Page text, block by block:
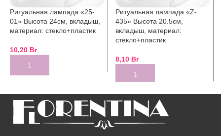
Ритуальная лампада «25-
01» Высота 24см, вкладыш,
материал: стекло+пластик
10,20 Br
Ритуальная лампада «Z-
435» Высота 20.5см,
вкладыш, материал:
стекло+пластик
8,10 Br